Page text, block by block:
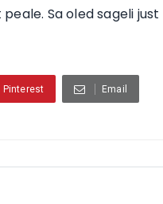
Sa oled sageli
Pinterest Email